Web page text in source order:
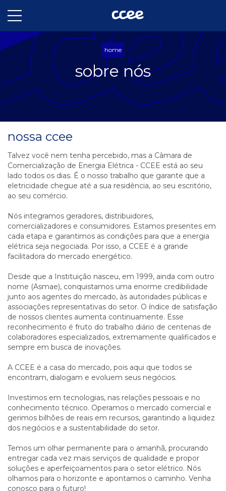
home
sobre nós
nossa ccee
Talvez você nem tenha percebido, mas a Câmara de
Comercialização de Energia Elétrica - CCEE está ao seu
lado todos os dias. É o nosso trabalho que garante que a
eletricidade chegue até a sua residência, ao seu escritório,
ao seu comércio.
Nós integramos geradores, distribuidores,
comercializadores e consumidores. Estamos presentes em
cada etapa e garantimos as condições para que a energia
elétrica seja negociada. Por isso, a CCEE é a grande
facilitadora do mercado energético.
Desde que a Instituição nasceu, em 1999, ainda com outro
nome (Asmae), conquistamos uma enorme credibilidade
junto aos agentes do mercado, às autoridades públicas e
associações representativas do setor. O índice de satisfação
de nossos clientes aumenta continuamente. Esse
reconhecimento é fruto do trabalho diário de centenas de
colaboradores especializados, extremamente qualificados e
sempre em busca de inovações.
A CCEE é a casa do mercado, pois aqui que todos se
encontram, dialogam e evoluem seus negócios.
Investimos em tecnologias, nas relações pessoais e no
conhecimento técnico. Operamos o mercado comercial e
gerimos bilhões de reais em recursos, garantindo a liquidez
dos negócios e a sustentabilidade do setor.
Temos um olhar permanente para o amanhã, procurando
entregar cada vez mais serviços de qualidade e propor
soluções e aperfeiçoamentos para o setor elétrico. Nós
olhamos para o horizonte e apontamos o caminho. Venha
conosco para o futuro!